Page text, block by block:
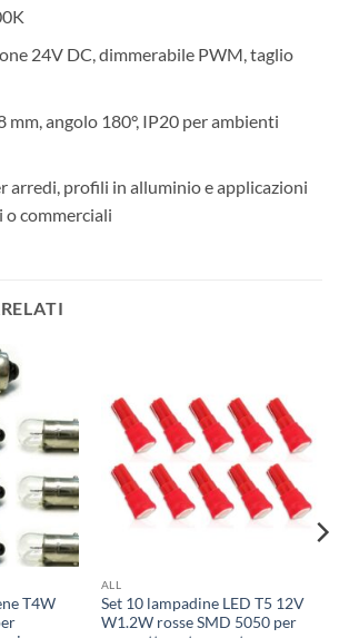
24V DC, dimmerabile PWM, taglio
mm, angolo 180°, IP20 per ambienti
arredi, profili in alluminio e applicazioni
o commerciali
T4W
ALL
Set 10 lampadine LED T5 12V
W1.2W rosse SMD 5050 per